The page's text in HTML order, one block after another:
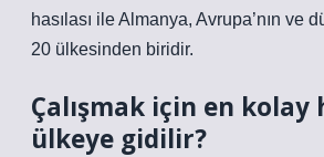
hasılası ile Almanya, Avrupa’nın ve
20 ülkesinden biridir.
Çalışmak için en kolay
ülkeye gidilir?